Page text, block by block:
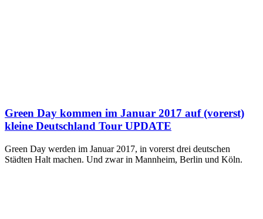
Green Day kommen im Januar 2017 auf (vorerst)
kleine Deutschland Tour UPDATE
Green Day werden im Januar 2017, in vorerst drei deutschen
Städten Halt machen. Und zwar in Mannheim, Berlin und Köln.